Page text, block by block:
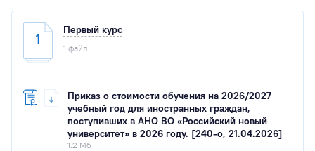
1
Первый курс
1 файл
Приказ о стоимости обучения на 2026/2027
учебный год для иностранных граждан,
поступивших в АНО ВО «Российский новый
университет» в 2026 году. [240-о, 21.04.2026]
1.2 Мб